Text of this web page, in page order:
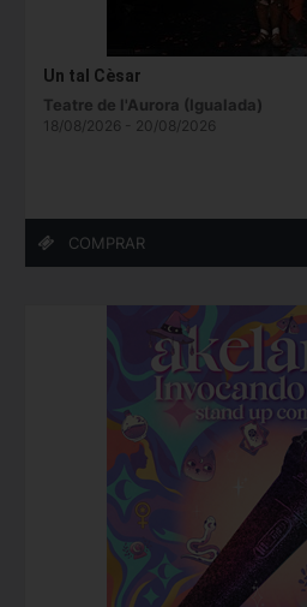
Un tal Cèsar
Teatre de l'Aurora (Igualada)
18/08/2026 - 20/08/2026